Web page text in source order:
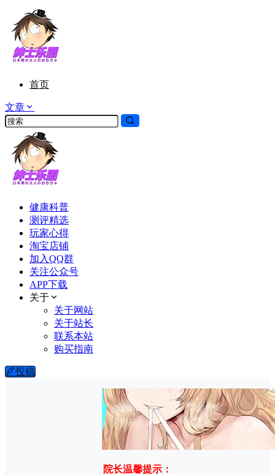
首页
文章
健康科普
测评精选
玩家心得
淘宝店铺
加入QQ群
关注公众号
APP下载
关于
关于网站
关于站长
联系本站
购买指南
投稿
院长温馨提示：